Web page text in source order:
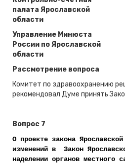
палата Ярославской
области
Управление Минюста
России по Ярославской
области
Рассмотрение вопроса
Комитет по здравоохранению
рекомендовал Думе принять
Вопрос 7
О проекте закона
изменений в Закон
наделении органов местного